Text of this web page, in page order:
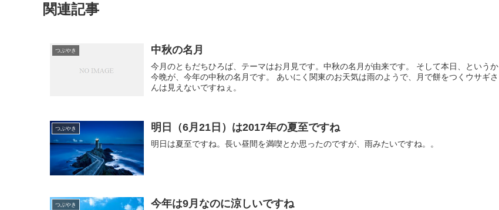
関連記事
つぶやき 中秋の名月
今月のともだちひろば、テーマはお月見です。中秋の名月が由来です。 そして本日、というか
今晩が、今年の中秋の名月です。 あいにく関東のお天気は雨のようで、月で餅をつくウサギさ
んは見えないですねぇ。
つぶやき 明日（6月21日）は2017年の夏至ですね
明日は夏至ですね。長い昼間を満喫とか思ったのですが、雨みたいですね。。
つぶやき 今年は9月なのに涼しいですね